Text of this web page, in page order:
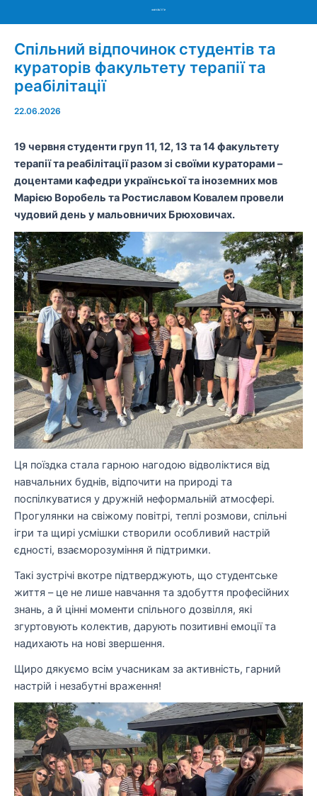
Menu
Спільний відпочинок студентів та
кураторів факультету терапії та
реабілітації
22.06.2026
19 червня студенти груп 11, 12, 13 та 14 факультету
терапії та реабілітації разом зі своїми кураторами –
доцентами кафедри української та іноземних мов
Марією Воробель та Ростиславом Ковалем провели
чудовий день у мальовничих Брюховичах.
Ця поїздка стала гарною нагодою відволіктися від
навчальних буднів, відпочити на природі та
поспілкуватися у дружній неформальній атмосфері.
Прогулянки на свіжому повітрі, теплі розмови, спільні
ігри та щирі усмішки створили особливий настрій
єдності, взаєморозуміння й підтримки.
Такі зустрічі вкотре підтверджують, що студентське
життя – це не лише навчання та здобуття професійних
знань, а й цінні моменти спільного дозвілля, які
згуртовують колектив, дарують позитивні емоції та
надихають на нові звершення.
Щиро дякуємо всім учасникам за активність, гарний
настрій і незабутні враження!